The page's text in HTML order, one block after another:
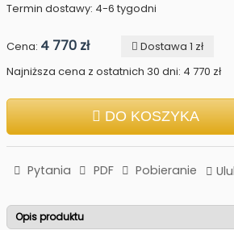
Termin dostawy: 4-6 tygodni
Cena: 4 770 zł
Dostawa 1 zł
Najniższa cena z ostatnich 30 dni: 4 770 zł
DO KOSZYKA
Pytania PDF Pobieranie
Opis produktu